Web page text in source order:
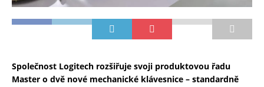
Společnost Logitech rozšiřuje svoji produktovou řadu
Master o dvě nové mechanické klávesnice – standardně